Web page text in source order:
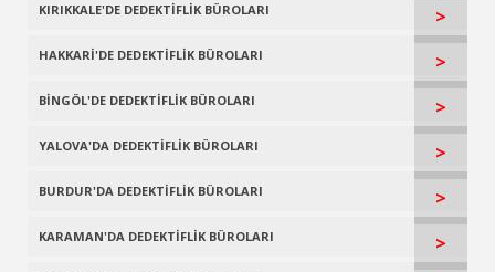
KIRIKKALE'DE DEDEKTİFLİK BÜROLARI >
HAKKARİ'DE DEDEKTİFLİK BÜROLARI >
BİNGÖL'DE DEDEKTİFLİK BÜROLARI >
YALOVA'DA DEDEKTİFLİK BÜROLARI >
BURDUR'DA DEDEKTİFLİK BÜROLARI >
KARAMAN'DA DEDEKTİFLİK BÜROLARI >